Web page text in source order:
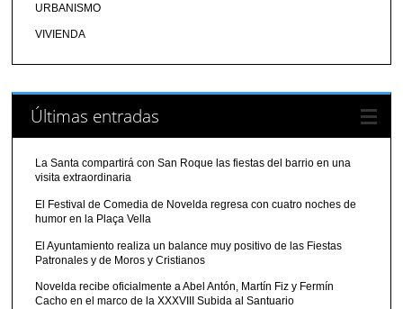
URBANISMO
VIVIENDA
Últimas entradas
La Santa compartirá con San Roque las fiestas del barrio en una
visita extraordinaria
El Festival de Comedia de Novelda regresa con cuatro noches de
humor en la Plaça Vella
El Ayuntamiento realiza un balance muy positivo de las Fiestas
Patronales y de Moros y Cristianos
Novelda recibe oficialmente a Abel Antón, Martín Fiz y Fermín
Cacho en el marco de la XXXVIII Subida al Santuario